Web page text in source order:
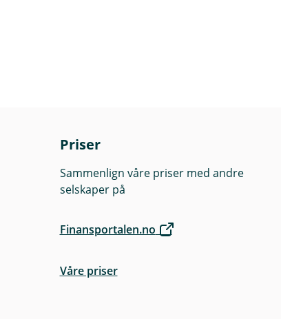
Priser
Sammenlign våre priser med andre
selskaper på
Finansportalen.no
Våre priser